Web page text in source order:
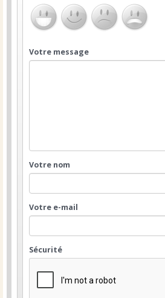
Votre message
Votre nom
Votre e-mail
Sécurité